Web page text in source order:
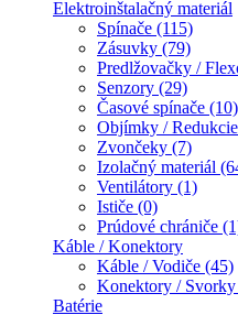
Elektroinštalačný materiál
Spínače (115)
Zásuvky (79)
Predlžovačky /
Senzory (29)
Časové spínače (10)
Objímky /
Zvončeky (7)
Izolačný materiál
Ventilátory (1)
Ističe (0)
Prúdové chrániče
Káble / Konektory
Káble / Vodiče (45)
Konektory /
Batérie